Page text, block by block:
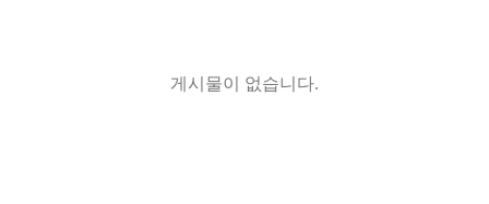
게시물이 없습니다.